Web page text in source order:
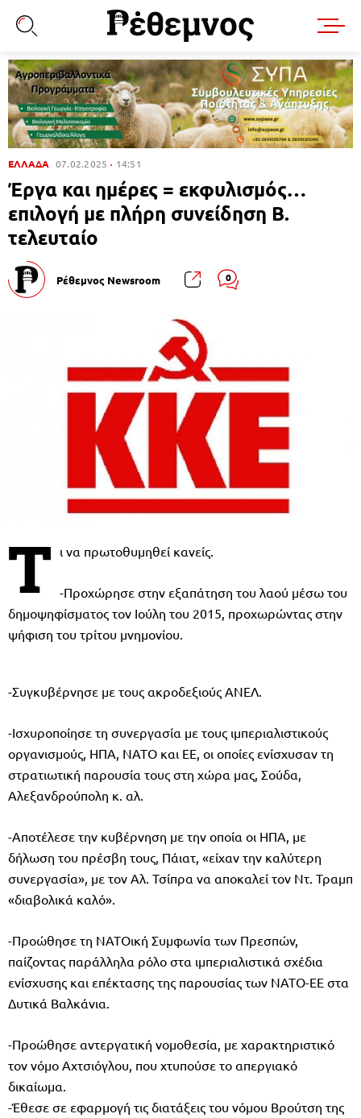
ΕΛΛΑΔΑ 07.02.2025 14:51
Έργα και ημέρες = εκφυλισμός…
επιλογή με πλήρη συνείδηση Β.
τελευταίο
Ρέθεμνος Newsroom 0
Τ ι να πρωτοθυμηθεί κανείς.
-Προχώρησε στην εξαπάτηση του λαού μέσω του
δημοψηφίσματος τον Ιούλη του 2015, προχωρώντας στην
ψήφιση του τρίτου μνημονίου.
-Συγκυβέρνησε με τους ακροδεξιούς ΑΝΕΛ.
-Ισχυροποίησε τη συνεργασία με τους ιμπεριαλιστικούς
οργανισμούς, ΗΠΑ, ΝΑΤΟ και ΕΕ, οι οποίες ενίσχυσαν τη
στρατιωτική παρουσία τους στη χώρα μας, Σούδα,
Αλεξανδρούπολη κ. αλ.
-Αποτέλεσε την κυβέρνηση με την οποία οι ΗΠΑ, με
δήλωση του πρέσβη τους, Πάιατ, «είχαν την καλύτερη
συνεργασία», με τον Αλ. Τσίπρα να αποκαλεί τον Ντ. Τραμπ
«διαβολικά καλό».
-Προώθησε τη ΝΑΤΟική Συμφωνία των Πρεσπών,
παίζοντας παράλληλα ρόλο στα ιμπεριαλιστικά σχέδια
ενίσχυσης και επέκτασης της παρουσίας των ΝΑΤΟ-ΕΕ στα
Δυτικά Βαλκάνια.
-Προώθησε αντεργατική νομοθεσία, με χαρακτηριστικό
τον νόμο Αχτσιόγλου, που χτυπούσε το απεργιακό
δικαίωμα.
-Έθεσε σε εφαρμογή τις διατάξεις του νόμου Βρούτση της